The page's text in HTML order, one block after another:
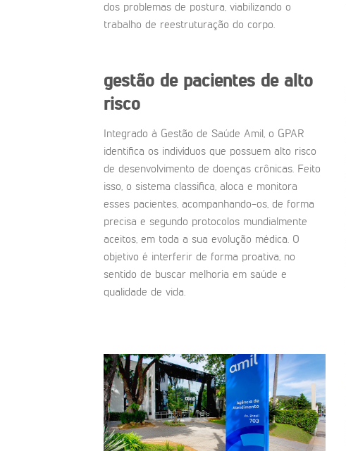
dos problemas de postura, viabilizando o
trabalho de reestruturação do corpo.
gestão de pacientes de alto
risco
Integrado à Gestão de Saúde Amil, o GPAR
identifica os indivíduos que possuem alto risco
de desenvolvimento de doenças crônicas. Feito
isso, o sistema classifica, aloca e monitora
esses pacientes, acompanhando-os, de forma
precisa e segundo protocolos mundialmente
aceitos, em toda a sua evolução médica. O
objetivo é interferir de forma proativa, no
sentido de buscar melhoria em saúde e
qualidade de vida.